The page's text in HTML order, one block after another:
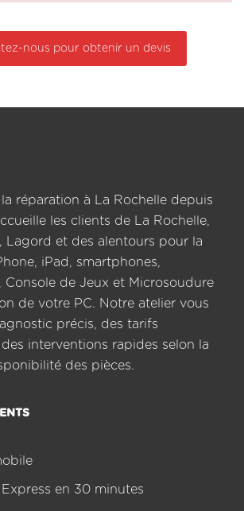
nous pour obtenir un devis
réparation à La Rochelle depuis
les clients de La Rochelle,
Lagord et des alentours pour la
iPad, smartphones,
Console de Jeux et Microsoudure
de votre PC. Notre atelier vous
précis, des tarifs
interventions rapides selon la
des pièces.
en 30 minutes